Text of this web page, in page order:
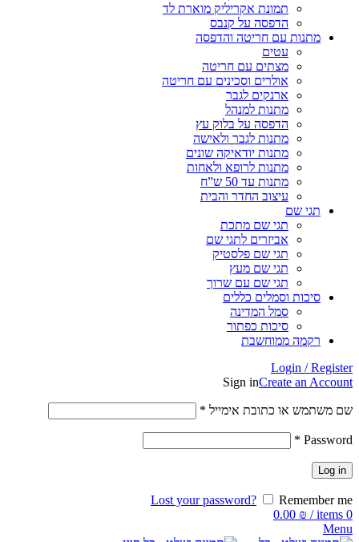
תמונת אקריליק מוארת לד
הדפסה על קנבס
מתנות עם חריטה והדפסה
עטים
מצתים עם חריטה
אולרים וסכינים עם חריטה
ארנקים לגבר
מתנות למנהל
הדפסה על בלוק עץ
מתנות לגבר ולאישה
מתנות יודאיקה שונים
מתנות לרופא ולאחות
מתנות עד 50 ש”ח
עיצוב החדר והבית
תגי שם
תגי שם מתכת
אביזרים לתגי שם
תגי שם פלסטיק
תגי שם מעץ
תגי שם עם שרוך
סיכות וסמלים כללים
סמל המדינה
סיכות כפתור
רקמה ממוחשבת
Login / Register
Sign inCreate an Account
שם משתמש או כתובת אימייל *
Password
*
Log in
Lost your password?
Remember me
0
items
/
0.00 ₪
Menu